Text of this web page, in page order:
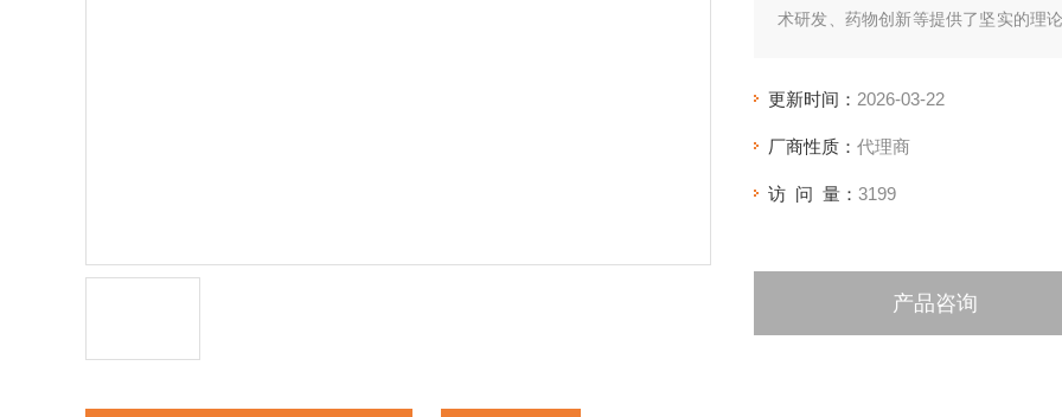
术研发、药物创新等提供了坚实的理
更新时间： 2026-03-22
厂商性质： 代理商
访 问 量： 3199
产品咨询